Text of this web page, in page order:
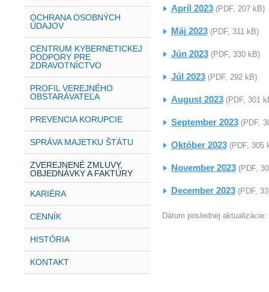
OCHRANA OSOBNÝCH
ÚDAJOV
CENTRUM KYBERNETICKEJ
PODPORY PRE
ZDRAVOTNÍCTVO
PROFIL VEREJNÉHO
OBSTARÁVATEĽA
PREVENCIA KORUPCIE
SPRÁVA MAJETKU ŠTÁTU
ZVEREJNENÉ ZMLUVY,
OBJEDNÁVKY A FAKTÚRY
KARIÉRA
CENNÍK
HISTÓRIA
KONTAKT
Apríl 2023 (PDF, 207 kB)
Máj 2023 (PDF, 311 kB)
Jún 2023 (PDF, 330 kB)
Júl 2023 (PDF, 292 kB)
August 2023 (PDF, 301
September 2023 (PDF,
Október 2023 (PDF, 305
November 2023 (PDF,
December 2023 (PDF,
Dátum poslednej aktualizácie: